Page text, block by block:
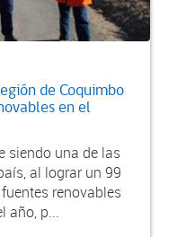
de Coquimbo
en el
siendo una de las
al lograr un 99
renovables
año, p...